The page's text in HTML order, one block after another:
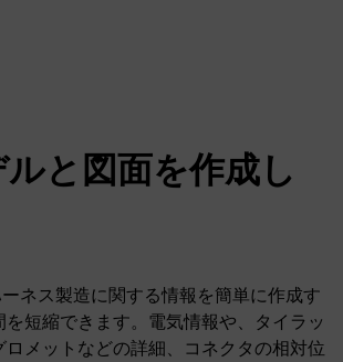
と図面を作成し
ネス製造に関する情報を簡単に作成す
を短縮できます。電気情報や、タイラッ
ロメットなどの詳細、コネクタの相対位